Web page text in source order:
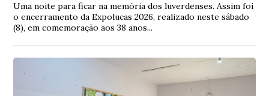
Uma noite para ficar na memória dos luverdenses. Assim foi
o encerramento da Expolucas 2026, realizado neste sábado
(8), em comemoração aos 38 anos...